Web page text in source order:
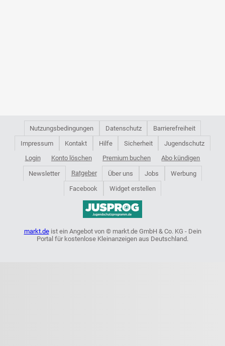
Nutzungsbedingungen Datenschutz
Barrierefreiheit
Impressum
Kontakt Hilfe Sicherheit
Jugendschutz
Login
Konto löschen Premium buchen Abo kündigen
Newsletter Ratgeber Über uns Jobs
Werbung
Facebook
Widget erstellen
markt.deist ein Angebot von © markt.de GmbH & Co. KG - Dein
Portal für kostenlose Kleinanzeigen aus Deutschland.